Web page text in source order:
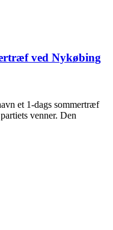
ved Nykøbing
et 1-dags sommertræf
venner. Den